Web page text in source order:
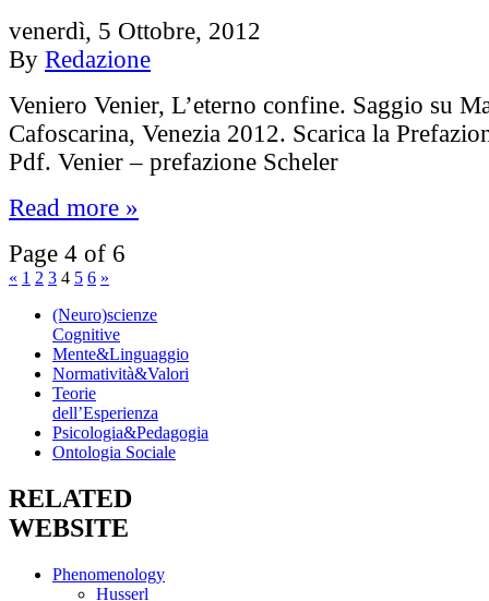
venerdì, 5 Ottobre, 2012
By Redazione
Veniero Venier, L’eterno confine. Saggio su
Cafoscarina, Venezia 2012. Scarica la
Pdf. Venier – prefazione Scheler
Read more »
Page 4 of 6
« 1 2 3 4 5 6 »
(Neuro)scienze
Cognitive
Mente&Linguaggio
Normatività&Valori
Teorie
dell’Esperienza
Psicologia&Pedagogia
Ontologia Sociale
RELATED
WEBSITE
Phenomenology
Husserl